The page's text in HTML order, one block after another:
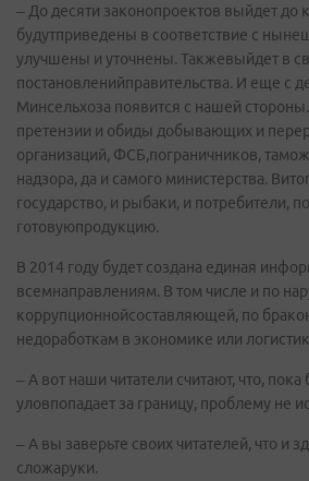
– До десяти законопроектов выйдет до
будутприведены в соответствие с
улучшены и уточнены. Такжевыйдет в
постановленийправительства. И еще с
Минсельхоза появится с нашей
претензии и обиды добывающих и
организаций, ФСБ,пограничников,
надзора, да и самого министерства.
государство, и рыбаки, и потребители,
готовуюпродукцию.
В 2014 году будет создана единая
всемнаправлениям. В том числе и по
коррупционнойсоставляющей, по
недоработкам в экономике или
– А вот наши читатели считают, что,
уловпопадает за границу, проблему не
– А вы заверьте своих читателей, что и
сложаруки.